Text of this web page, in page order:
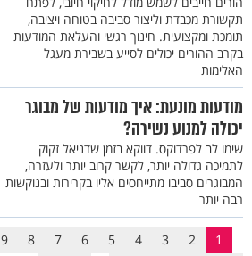
תקשורת מכבדת וליצור סביבה בטוחה ויציבה,
תומכת ומקצועית. חינוך רגשי והעלאת המודעות
בקרב ההורים יכולים לסייע בשבירת מעגל
האלימות
מודעות מונעת: איך מודעות של מבוגר
יכולה למנוע נשירה?
שימו לב לפרדוקס. דווקא בזמן שדניאל זקוק
לתמיכה גדולה יותר, לקשר קרוב יותר ולעזרה,
המבוגרים סביבו מתייחסים אליו בקרירות ובנוקשות
רבה יותר
1
2
3
4
5
6
7
8
9